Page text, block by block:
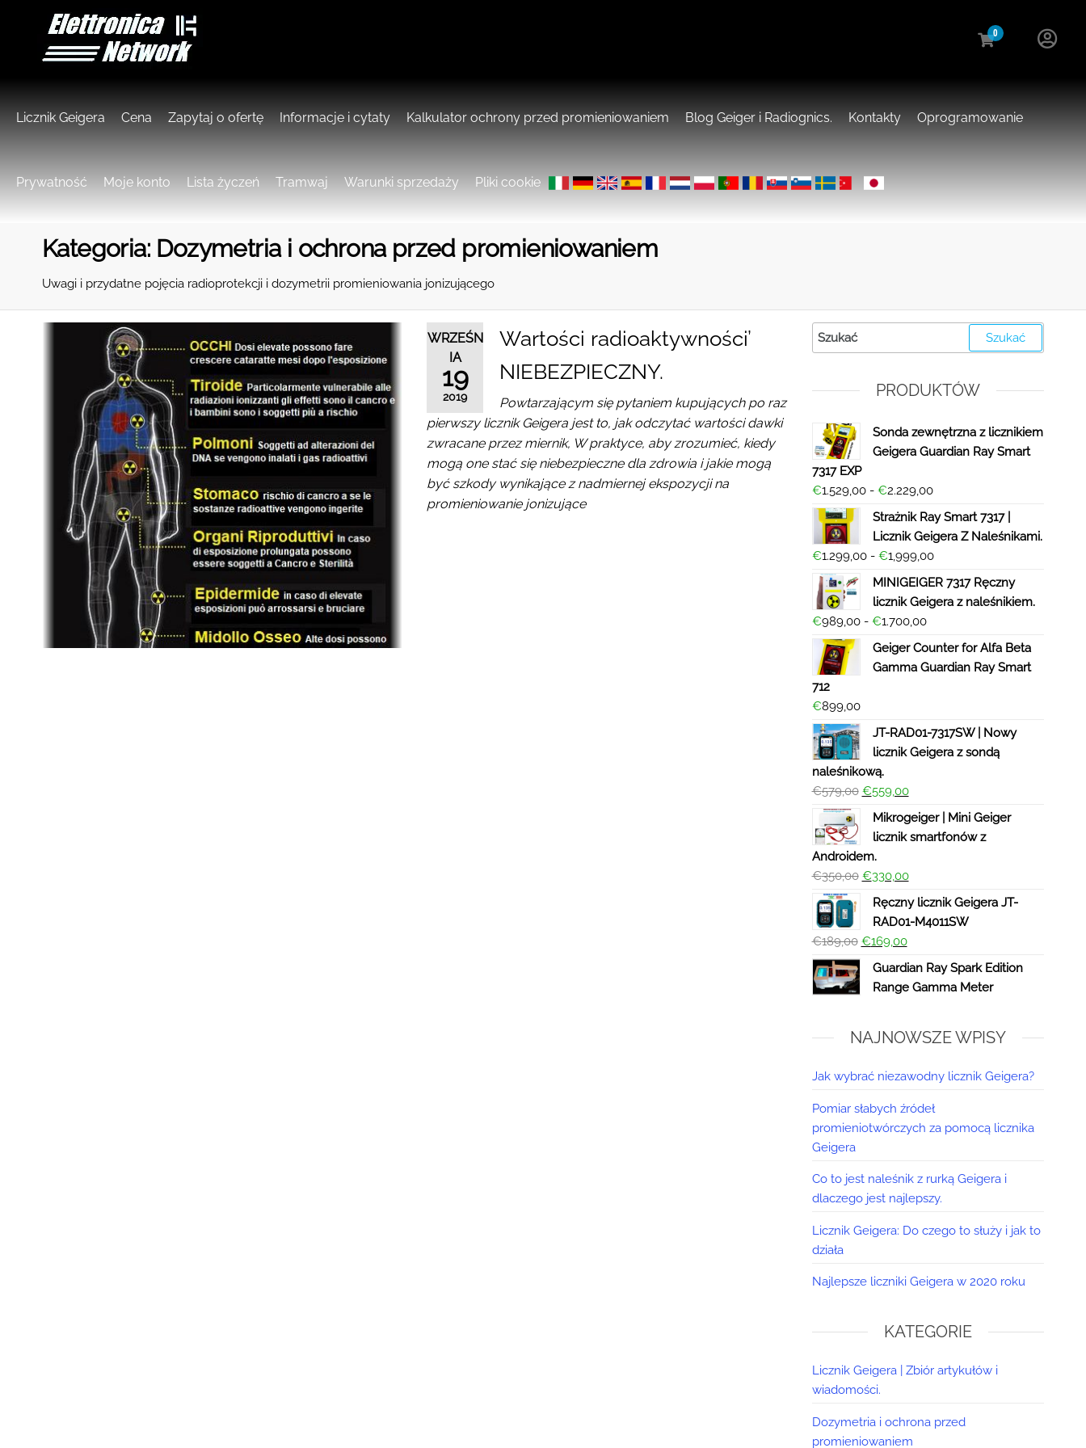
0
Licznik Geigera Cena Zapytaj o ofertę Informacje i cytaty Kalkulator ochrony przed promieniowaniem Blog Geiger i Radiognics. Kontakty Oprogramowanie
Prywatność Moje konto Lista życzeń Tramwaj Warunki sprzedaży Pliki cookie
Kategoria: Dozymetria i ochrona przed promieniowaniem
Uwagi i przydatne pojęcia radioprotekcji i dozymetrii promieniowania jonizującego
WRZEŚN
IA
19
2019
Wartości radioaktywności’
NIEBEZPIECZNY.
Powtarzającym się pytaniem kupujących po raz
pierwszy licznik Geigera jest to, jak odczytać wartości dawki
zwracane przez miernik, W praktyce, aby zrozumieć, kiedy
mogą one stać się niebezpieczne dla zdrowia i jakie mogą
być szkody wynikające z nadmiernej ekspozycji na
promieniowanie jonizujące
PRODUKTÓW
Sonda zewnętrzna z licznikiem
Geigera Guardian Ray Smart
7317 EXP
€1.529,00 - €2.229,00
Strażnik Ray Smart 7317 |
Licznik Geigera Z Naleśnikami.
€1.299,00 - €1,999,00
MINIGEIGER 7317 Ręczny
licznik Geigera z naleśnikiem.
€989,00 - €1.700,00
Geiger Counter for Alfa Beta
Gamma Guardian Ray Smart
712
€899,00
JT-RAD01-7317SW | Nowy
licznik Geigera z sondą
naleśnikową.
€579,00 €559,00
Mikrogeiger | Mini Geiger
licznik smartfonów z
Androidem.
€350,00 €330,00
Ręczny licznik Geigera JT-
RAD01-M4011SW
€189,00 €169,00
Guardian Ray Spark Edition
Range Gamma Meter
NAJNOWSZE WPISY
Jak wybrać niezawodny licznik Geigera?
Pomiar słabych źródeł
promieniotwórczych za pomocą licznika
Geigera
Co to jest naleśnik z rurką Geigera i
dlaczego jest najlepszy.
Licznik Geigera: Do czego to służy i jak to
działa
Najlepsze liczniki Geigera w 2020 roku
KATEGORIE
Licznik Geigera | Zbiór artykułów i
wiadomości.
Dozymetria i ochrona przed
promieniowaniem